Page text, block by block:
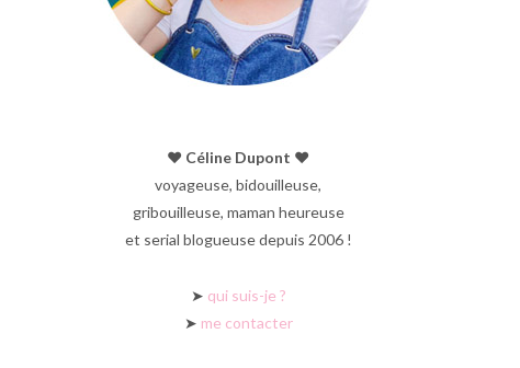
♥︎ Céline Dupont ♥︎
voyageuse, bidouilleuse,
gribouilleuse, maman heureuse
et serial blogueuse depuis 2006 !
➤ qui suis-je ?
➤ me contacter